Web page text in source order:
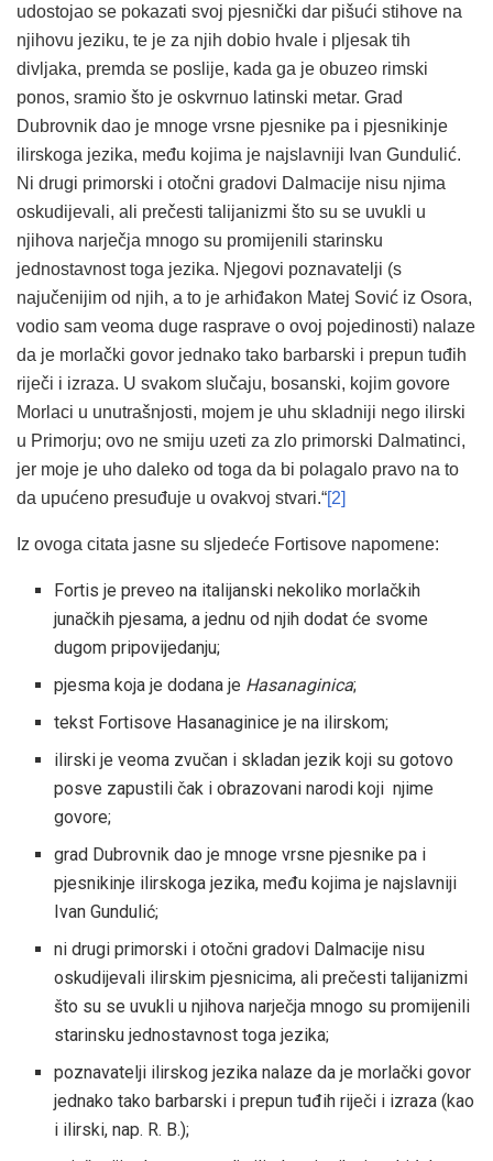
udostojao se pokazati svoj pjesnički dar pišući stihove na
njihovu jeziku, te je za njih dobio hvale i pljesak tih
divljaka, premda se poslije, kada ga je obuzeo rimski
ponos, sramio što je oskvrnuo latinski metar. Grad
Dubrovnik dao je mnoge vrsne pjesnike pa i pjesnikinje
ilirskoga jezika, među kojima je najslavniji Ivan Gundulić.
Ni drugi primorski i otočni gradovi Dalmacije nisu njima
oskudijevali, ali prečesti talijanizmi što su se uvukli u
njihova narječja mnogo su promijenili starinsku
jednostavnost toga jezika. Njegovi poznavatelji (s
najučenijim od njih, a to je arhiđakon Matej Sović iz Osora,
vodio sam veoma duge rasprave o ovoj pojedinosti) nalaze
da je morlački govor jednako tako barbarski i prepun tuđih
riječi i izraza. U svakom slučaju, bosanski, kojim govore
Morlaci u unutrašnjosti, mojem je uhu skladniji nego ilirski
u Primorju; ovo ne smiju uzeti za zlo primorski Dalmatinci,
jer moje je uho daleko od toga da bi polagalo pravo na to
da upućeno presuđuje u ovakvoj stvari.“[2]
Iz ovoga citata jasne su sljedeće Fortisove napomene:
Fortis je preveo na italijanski nekoliko morlačkih
junačkih pjesama, a jednu od njih dodat će svome
dugom pripovijedanju;
pjesma koja je dodana je Hasanaginica;
tekst Fortisove Hasanaginice je na ilirskom;
ilirski je veoma zvučan i skladan jezik koji su gotovo
posve zapustili čak i obrazovani narodi koji njime
govore;
grad Dubrovnik dao je mnoge vrsne pjesnike pa i
pjesnikinje ilirskoga jezika, među kojima je najslavniji
Ivan Gundulić;
ni drugi primorski i otočni gradovi Dalmacije nisu
oskudijevali ilirskim pjesnicima, ali prečesti talijanizmi
što su se uvukli u njihova narječja mnogo su promijenili
starinsku jednostavnost toga jezika;
poznavatelji ilirskog jezika nalaze da je morlački govor
jednako tako barbarski i prepun tuđih riječi i izraza (kao
i ilirski, nap. R. B.);